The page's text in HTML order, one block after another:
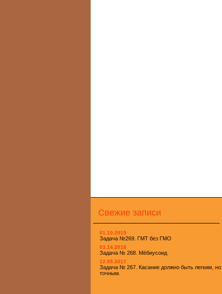
Свежие записи
01.10.2019
Задача №269. ГМТ без ГМО
03.14.2018
Задача № 268. Мёбиусоид
12.05.2017
Задача № 267. Касание должно быть легким, но
точным.